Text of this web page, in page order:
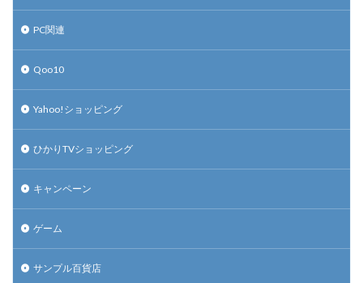
PC関連
Qoo10
Yahoo!ショッピング
ひかりTVショッピング
キャンペーン
ゲーム
サンプル百貨店